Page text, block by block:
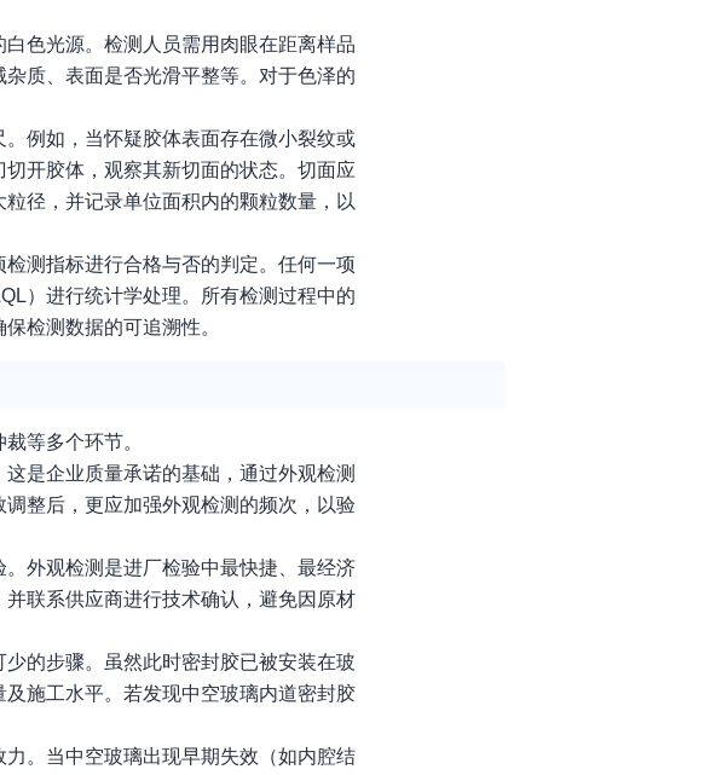
色光源。检测人员需用肉眼在距离样品
质、表面是否光滑平整等。对于色泽的
例如，当怀疑胶体表面存在微小裂纹或
开胶体，观察其新切面的状态。切面应
径，并记录单位面积内的颗粒数量，以
测指标进行合格与否的判定。任何一项
）进行统计学处理。所有检测过程中的
检测数据的可追溯性。
等多个环节。
是企业质量承诺的基础，通过外观检测
整后，更应加强外观检测的频次，以验
外观检测是进厂检验中最快捷、最经济
联系供应商进行技术确认，避免因原材
的步骤。虽然此时密封胶已被安装在玻
施工水平。若发现中空玻璃内道密封胶
。当中空玻璃出现早期失效（如内腔结